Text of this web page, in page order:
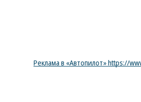
Реклама в «Автопилот» https://